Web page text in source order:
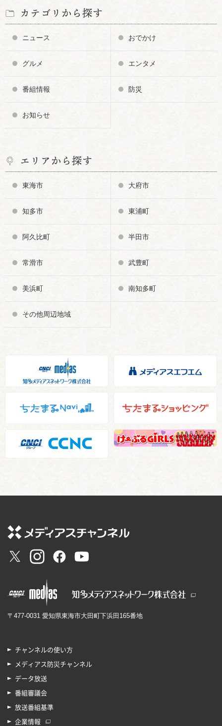
カテゴリから探す
ニュース おでかけ
グルメ エンタメ
番組情報 防災
お知らせ
エリアから探す
東海市 大府市
知多市 東浦町
阿久比町 半田市
常滑市 武豊町
美浜町 南知多町
その他周辺地域
〒477-0031 愛知県東海市大田町下浜田165番地
チャンネルの使い方
メディアス防災チャンネル
データ放送
番組審議会
放送番組基準
企業情報